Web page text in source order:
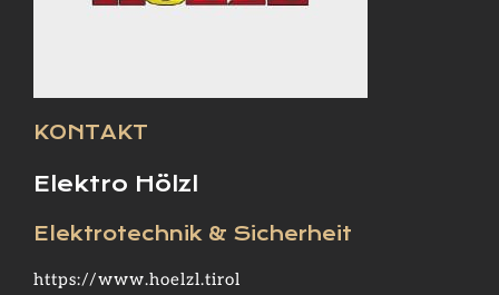
KONTAKT
Elektro Hölzl
Elektrotechnik & Sicherheit
https://www.hoelzl.tirol